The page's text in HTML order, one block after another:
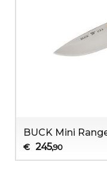
BUCK Mini
€ 245,90